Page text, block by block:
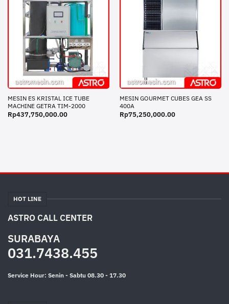
MESIN ES KRISTAL ICE TUBE
MACHINE GETRA TIM-2000
Rp437,750,000.00
MESIN GOURMET CUBES GEA SS
400A
Rp75,250,000.00
HOT LINE
ASTRO CALL CENTER
SURABAYA
031.7438.455
Service Hour: Senin - Sabtu 08.30 - 17.30